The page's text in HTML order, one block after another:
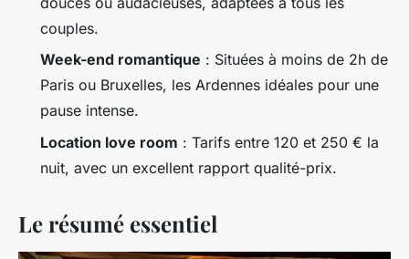
couples.
Week-end romantique : Situées à moins de 2h de
Paris ou Bruxelles, les Ardennes idéales pour une
pause intense.
Location love room : Tarifs entre 120 et 250 € la
nuit, avec un excellent rapport qualité-prix.
Le résumé essentiel